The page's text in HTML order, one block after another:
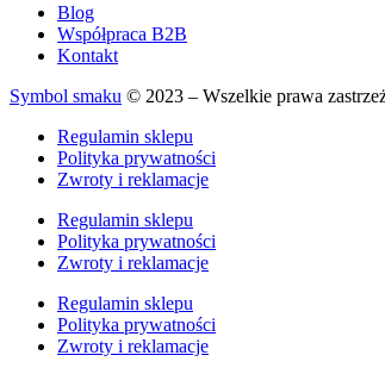
Blog
Współpraca B2B
Kontakt
Symbol smaku © 2023 – Wszelkie prawa
Regulamin sklepu
Polityka prywatności
Zwroty i reklamacje
Regulamin sklepu
Polityka prywatności
Zwroty i reklamacje
Regulamin sklepu
Polityka prywatności
Zwroty i reklamacje